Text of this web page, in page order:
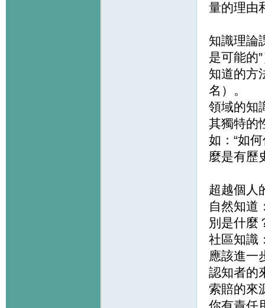
量的理由
知識理論
是可能的
知道的方
名）。
領域的知
其獨特的
如：“如
麼是有歷
超越個人
自然知道
別是什麼
社區知識
應該進一
認知者的
索賠的來